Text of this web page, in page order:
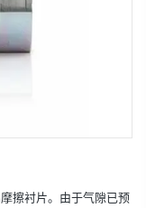
擦衬片。由于气隙已预